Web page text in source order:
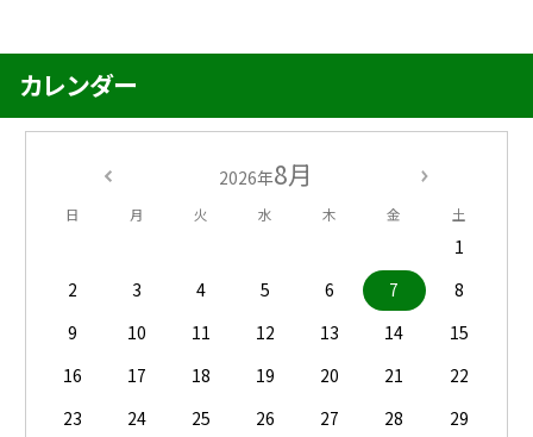
カレンダー
2026年8月
日 月 火 水 木 金 土
1
2
3 4 5 6 7
8
9
10 11 12 13 14
15
16
17 18 19 20 21
22
23
24 25 26 27 28
29